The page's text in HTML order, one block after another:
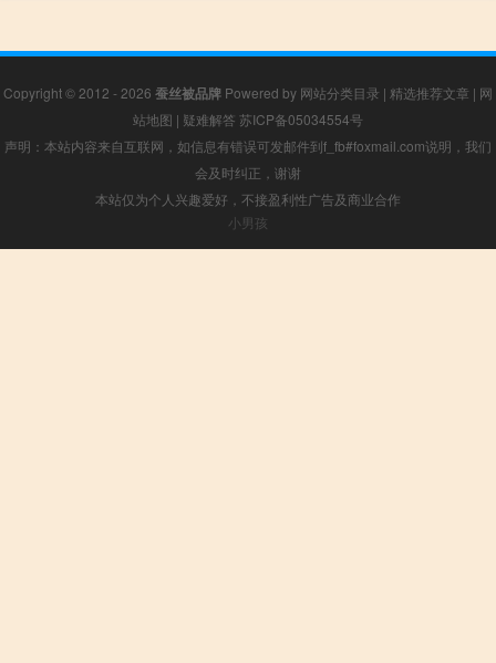
Copyright © 2012 - 2026 蚕丝被品牌 Powered by 网站分类目录 | 精选推荐文章 | 网
站地图 | 疑难解答 苏ICP备05034554号
声明：本站内容来自互联网，如信息有错误可发邮件到f_fb#foxmail.com说明，我们
会及时纠正，谢谢
本站仅为个人兴趣爱好，不接盈利性广告及商业合作
小男孩